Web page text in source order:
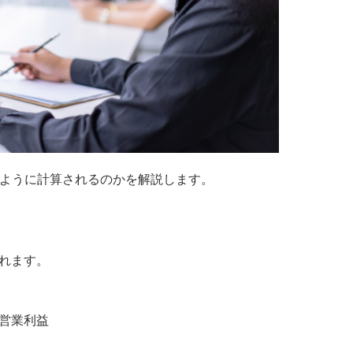
うに計算されるのかを解説します。
ます。
業利益